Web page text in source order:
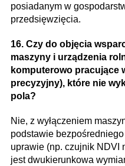
posiadanym w
przedsięwzięcia.
16. Czy do objęcia
maszyny i urządzenia
komputerowo pracujące
precyzyjny), które nie
pola?
Nie, z wyłączeniem
podstawie
uprawie (np. czujnik NDVI
jest dwukierunkowa